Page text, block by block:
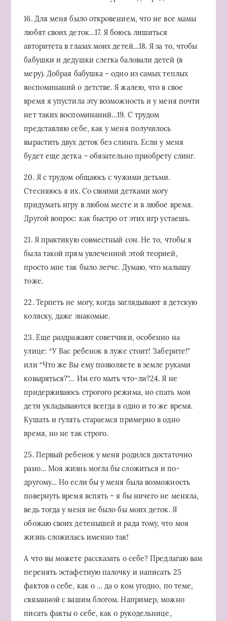
16. Для меня было откровением, что не все мамы
любят своих деток…17. Я боюсь лишиться
авторитета в глазах моих детей…18. Я за то, чтобы
бабушки и дедушки слегка баловали детей (в
меру). Добрая бабушка – одно из самых теплых
воспоминаний о детстве. Я жалею, что в свое
время я упустила эту возможность и у меня почти
нет таких воспоминаний…19. С трудом
представляю себе, как у меня получилось
вырастить двух деток без слинга. Если у меня
будет еще детка – обязательно приобрету слинг.
20. Я с трудом общаюсь с чужими детьми.
Стесняюсь я их. Со своими детками могу
придумать игру в любом месте и в любое время.
Другой вопрос: как быстро от этих игр устаешь.
21. Я практикую совместный сон. Не то, чтобы я
была такой прям увлеченной этой теорией,
просто мне так было легче. Думаю, что малышу
тоже.
22. Терпеть не могу, когда заглядывают в детскую
коляску, даже знакомые.
23. Еще раздражают советчики, особенно на
улице: “У Вас ребенок в луже стоит! Заберите!”
или “Что же Вы ему позволяете в земле руками
ковыряться?”… Им его мыть что-ли?24. Я не
придерживаюсь строгого режима, но спать мои
дети укладываются всегда в одно и то же время.
Кушать и гулять стараемся примерно в одно
время, но не так строго.
25. Первый ребенок у меня родился достаточно
рано… Моя жизнь могла бы сложиться и по-
другому… Но если бы у меня была возможность
повернуть время вспять – я бы ничего не меняла,
ведь тогда у меня не было бы моих деток. Я
обожаю своих детенышей и рада тому, что моя
жизнь сложилась именно так!
А что вы можете рассказать о себе? Предлагаю вам
перенять эстафетную палочку и написать 25
фактов о себе, как о … да о ком угодно, по теме,
связанной с вашим блогом. Например, можно
писать факты о себе, как о рукодельнице,